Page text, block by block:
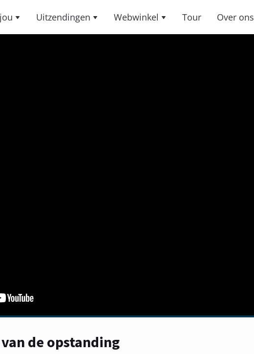
Uitzendingen Webwinkel Tour Over ons
de opstanding